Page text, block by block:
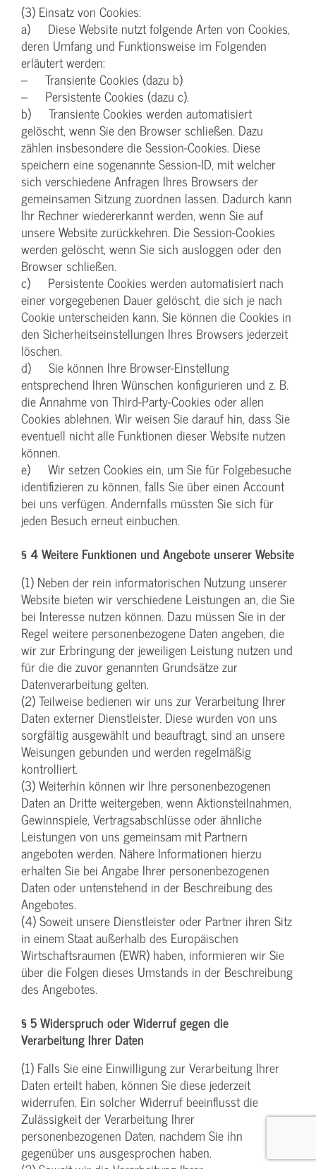
(3) Einsatz von Cookies:
a) Diese Website nutzt folgende Arten von Cookies,
deren Umfang und Funktionsweise im Folgenden
erläutert werden:
– Transiente Cookies (dazu b)
– Persistente Cookies (dazu c).
b) Transiente Cookies werden automatisiert
gelöscht, wenn Sie den Browser schließen. Dazu
zählen insbesondere die Session-Cookies. Diese
speichern eine sogenannte Session-ID, mit welcher
sich verschiedene Anfragen Ihres Browsers der
gemeinsamen Sitzung zuordnen lassen. Dadurch kann
Ihr Rechner wiedererkannt werden, wenn Sie auf
unsere Website zurückkehren. Die Session-Cookies
werden gelöscht, wenn Sie sich ausloggen oder den
Browser schließen.
c) Persistente Cookies werden automatisiert nach
einer vorgegebenen Dauer gelöscht, die sich je nach
Cookie unterscheiden kann. Sie können die Cookies in
den Sicherheitseinstellungen Ihres Browsers jederzeit
löschen.
d) Sie können Ihre Browser-Einstellung
entsprechend Ihren Wünschen konfigurieren und z. B.
die Annahme von Third-Party-Cookies oder allen
Cookies ablehnen. Wir weisen Sie darauf hin, dass Sie
eventuell nicht alle Funktionen dieser Website nutzen
können.
e) Wir setzen Cookies ein, um Sie für Folgebesuche
identifizieren zu können, falls Sie über einen Account
bei uns verfügen. Andernfalls müssten Sie sich für
jeden Besuch erneut einbuchen.
§ 4 Weitere Funktionen und Angebote unserer Website
(1) Neben der rein informatorischen Nutzung unserer
Website bieten wir verschiedene Leistungen an, die Sie
bei Interesse nutzen können. Dazu müssen Sie in der
Regel weitere personenbezogene Daten angeben, die
wir zur Erbringung der jeweiligen Leistung nutzen und
für die die zuvor genannten Grundsätze zur
Datenverarbeitung gelten.
(2) Teilweise bedienen wir uns zur Verarbeitung Ihrer
Daten externer Dienstleister. Diese wurden von uns
sorgfältig ausgewählt und beauftragt, sind an unsere
Weisungen gebunden und werden regelmäßig
kontrolliert.
(3) Weiterhin können wir Ihre personenbezogenen
Daten an Dritte weitergeben, wenn Aktionsteilnahmen,
Gewinnspiele, Vertragsabschlüsse oder ähnliche
Leistungen von uns gemeinsam mit Partnern
angeboten werden. Nähere Informationen hierzu
erhalten Sie bei Angabe Ihrer personenbezogenen
Daten oder untenstehend in der Beschreibung des
Angebotes.
(4) Soweit unsere Dienstleister oder Partner ihren Sitz
in einem Staat außerhalb des Europäischen
Wirtschaftsraumen (EWR) haben, informieren wir Sie
über die Folgen dieses Umstands in der Beschreibung
des Angebotes.
§ 5 Widerspruch oder Widerruf gegen die
Verarbeitung Ihrer Daten
(1) Falls Sie eine Einwilligung zur Verarbeitung Ihrer
Daten erteilt haben, können Sie diese jederzeit
widerrufen. Ein solcher Widerruf beeinflusst die
Zulässigkeit der Verarbeitung Ihrer
personenbezogenen Daten, nachdem Sie ihn
gegenüber uns ausgesprochen haben.